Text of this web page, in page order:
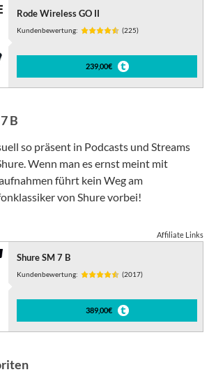
Rode Wireless GO II
Kundenbewertung: (225)
239,00€
B
so präsent in Podcasts und Streams
Wenn man es ernst meint mit
führt kein Weg am
von Shure vorbei!
Affiliate Links
Shure SM 7 B
Kundenbewertung: (2017)
389,00€